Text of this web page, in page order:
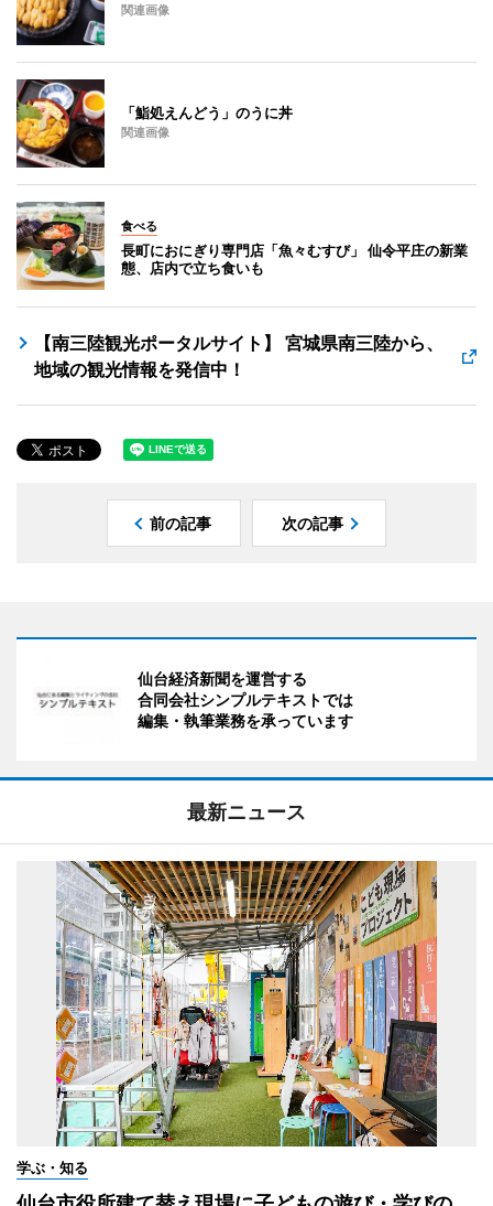
関連画像
「鮨処えんどう」のうに丼
関連画像
食べる
長町におにぎり専門店「魚々むすび」 仙令平庄の新業
態、店内で立ち食いも
【南三陸観光ポータルサイト】 宮城県南三陸から、
地域の観光情報を発信中！
前の記事 次の記事
仙台経済新聞を運営する
合同会社シンプルテキストでは
編集・執筆業務を承っています
最新ニュース
学ぶ・知る